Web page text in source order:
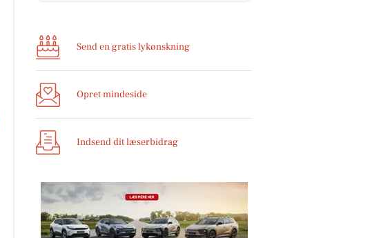
Send en gratis lykønskning
Opret mindeside
Indsend dit læserbidrag